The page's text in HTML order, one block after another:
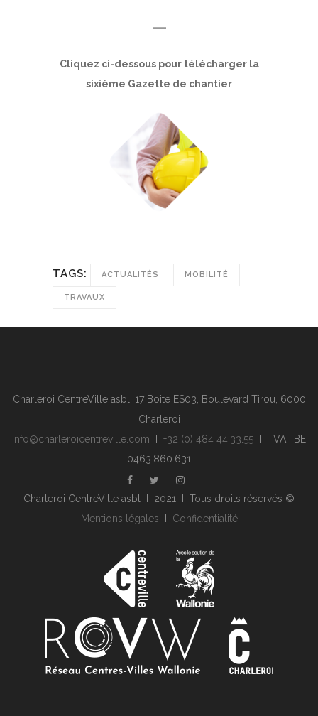
—
Cliquez ci-dessous pour télécharger la
sixième Gazette de chantier
TAGS: ACTUALITÉS MOBILITÉ
TRAVAUX
Charleroi CentreVille asbl, 17 Boite ES03, Boulevard Tirou, 6000
Charleroi
info@charleroicentreville.com
+32 (0) 484 44.33.55 I TVA : BE
0463.860.631
Charleroi CentreVille asbl I 2021 I Tous droits réservés ©
Mentions légales
Confidentialité